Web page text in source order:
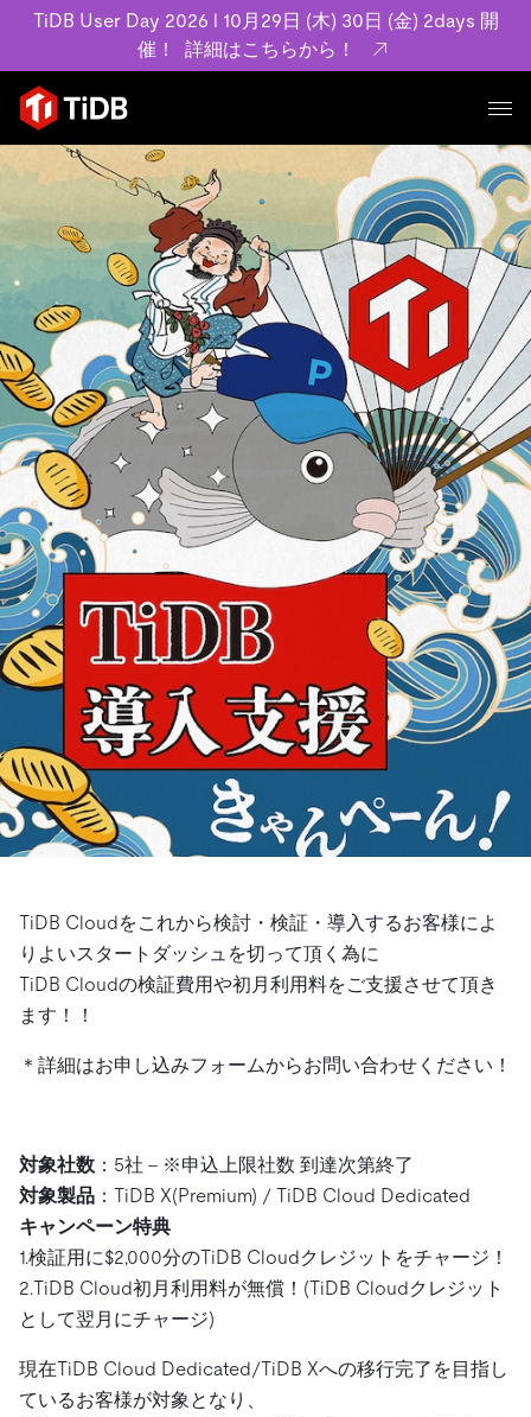
TiDB User Day 2026 l 10月29日 (木) 30日 (金) 2days 開
催！
詳細はこちらから！
プロダクト
MySQL互換の分散データベースで高可用性と水平スケー
ラビリティを備え大規模データをリアルタイムで処理でき
詳細はこちら
プラン
TiDB Cloud
TiDB Self-Managed
料金
エコシステム
Integrations
TiKV
TiSpark
OSS Insight
お客様事例やユーザーによる検証結果の記事などを紹介し
ています。
業界
フィンテック
Eコマース
SaaS
ユースケース
運用インテリジェンスの活用
MySQLワークロードの近代化
Build GenAI Applications
リソース
学習コンテンツ
ブログ
ホワイトペーパー
アーカイブ動画
スライド
エンゲージメント
イベント
Developer Hub
Discord Community
PingCAP University
TiDB Labs 認定資格試験
会社概要
規約類
基本規約、TiDBクラウドサービス契約、SLA、利用規約、
プライバシーポリシーなど、契約関連の情報を紹介しま
す。
Trust Hub
お客様のデータの機密性、可用性、安全性について紹介し
ます。
会社概要
ニュース
会社案内
キャリア
パートナー
お問い合わせ
ドキュメント
ドキュメント
TiDB Cloud
TiDB
開発者ガイド
無料で始める
TiDB Cloudをこれから検討・検証・導入するお客様によ
りよいスタートダッシュを切って頂く為に
TiDB Cloudの検証費用や初月利用料をご支援させて頂き
ます！！
＊詳細はお申し込みフォームからお問い合わせください！
対象社数 ：5社 – ※申込上限社数 到達次第終了
対象製品 ：TiDB X(Premium) / TiDB Cloud Dedicated
キャンペーン特典
1.検証用に$2,000分のTiDB Cloudクレジットをチャージ！
2.TiDB Cloud初月利用料が無償！(TiDB Cloudクレジット
として翌月にチャージ)
現在TiDB Cloud Dedicated/TiDB Xへの移行完了を目指し
ているお客様が対象となり、